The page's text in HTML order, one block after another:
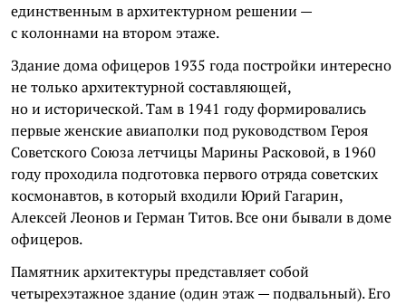
единственным в архитектурном решении —
с колоннами на втором этаже.
Здание дома офицеров 1935 года постройки интересно
не только архитектурной составляющей,
но и исторической. Там в 1941 году формировались
первые женские авиаполки под руководством Героя
Советского Союза летчицы Марины Расковой, в 1960
году проходила подготовка первого отряда советских
космонавтов, в который входили Юрий Гагарин,
Алексей Леонов и Герман Титов. Все они бывали в доме
офицеров.
Памятник архитектуры представляет собой
четырехэтажное здание (один этаж — подвальный). Его